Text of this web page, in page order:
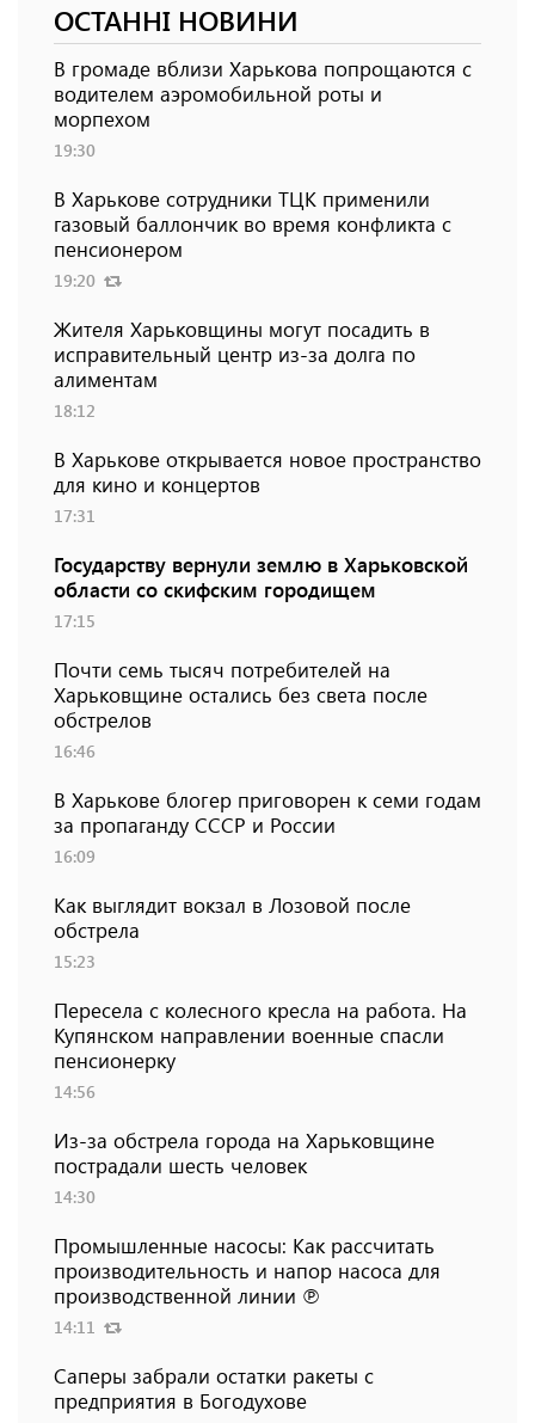
ОСТАННІ НОВИНИ
В громаде вблизи Харькова попрощаются с
водителем аэромобильной роты и
морпехом
19:30
В Харькове сотрудники ТЦК применили
газовый баллончик во время конфликта с
пенсионером
19:20
Жителя Харьковщины могут посадить в
исправительный центр из-за долга по
алиментам
18:12
В Харькове открывается новое пространство
для кино и концертов
17:31
Государству вернули землю в Харьковской
области со скифским городищем
17:15
Почти семь тысяч потребителей на
Харьковщине остались без света после
обстрелов
16:46
В Харькове блогер приговорен к семи годам
за пропаганду СССР и России
16:09
Как выглядит вокзал в Лозовой после
обстрела
15:23
Пересела с колесного кресла на работа. На
Купянском направлении военные спасли
пенсионерку
14:56
Из-за обстрела города на Харьковщине
пострадали шесть человек
14:30
Промышленные насосы: Как рассчитать
производительность и напор насоса для
производственной линии ℗
14:11
Саперы забрали остатки ракеты с
предприятия в Богодухове